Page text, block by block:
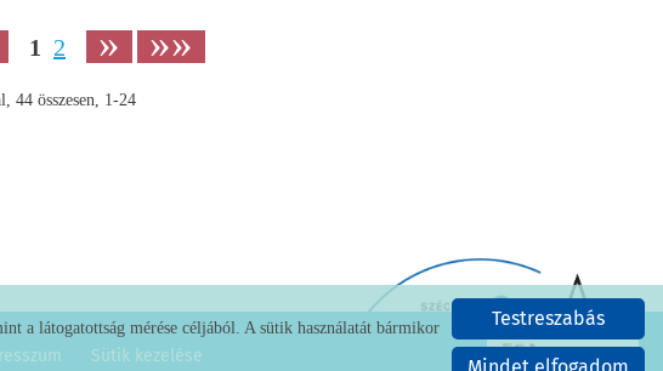
1 2 » »»
44 összesen, 1-24
Sütik kezelése
Testreszabás
a látogatottság mérése céljából. A sütik használatát bármikor